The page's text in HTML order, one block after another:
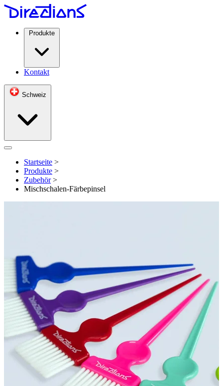
Produkte
Kontakt
Schweiz
Open menu
Startseite >
Produkte >
Zubehör >
Mischschalen-Färbepinsel